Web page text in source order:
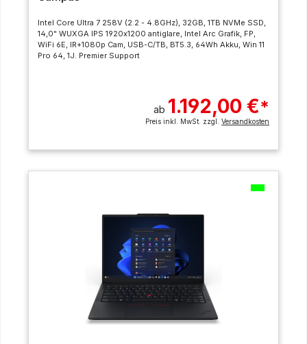
Intel Core Ultra 7 258V (2.2 - 4.8GHz), 32GB, 1TB NVMe SSD,
14,0" WUXGA IPS 1920x1200 antiglare, Intel Arc Grafik, FP,
WiFi 6E, IR+1080p Cam, USB-C/TB, BT5.3, 64Wh Akku, Win 11
Pro 64, 1J. Premier Support
ab 1.192,00 €*
Preis inkl. MwSt. zzgl.Versandkosten